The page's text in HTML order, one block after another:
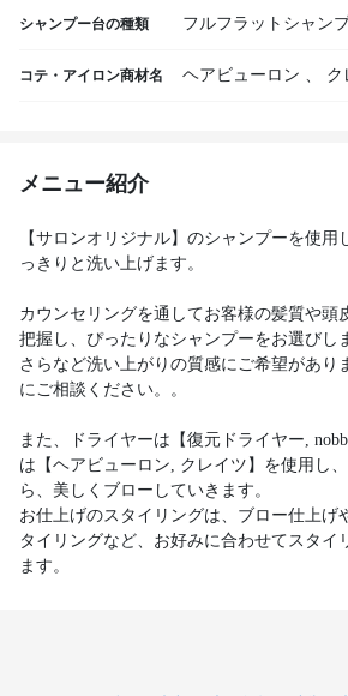
シャンプー台の種類 フルフラットシャン
コテ・アイロン商材名 ヘアビューロン 、 ク
メニュー紹介
【サロンオリジナル】のシャンプーを使用
っきりと洗い上げます。
カウンセリングを通してお客様の髪質や頭
把握し、ぴったりなシャンプーをお選びし
さらなど洗い上がりの質感にご希望があり
にご相談ください。。
また、ドライヤーは【復元ドライヤー,
は【ヘアビューロン, クレイツ】を使用し
ら、美しくブローしていきます。
お仕上げのスタイリングは、ブロー仕上げ
タイリングなど、お好みに合わせてスタイ
ます。